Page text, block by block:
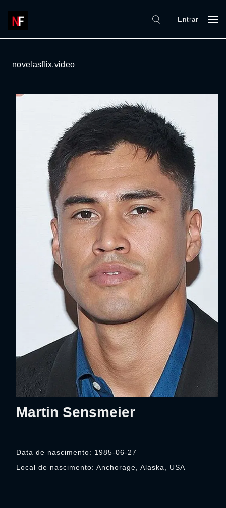
Entrar
novelasflix.video
Martin Sensmeier
Data de nascimento: 1985-06-27
Local de nascimento: Anchorage, Alaska, USA